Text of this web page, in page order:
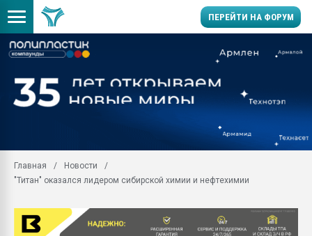
ПЕРЕЙТИ НА ФОРУМ
универсальны, что
умельцы изготовили
Продажа готового
производство SPC
29.07.2026 ФРП помог
Помощь в подборе
Главная
Новости
"Титан" оказался лидером сибирской химии и нефтехимии